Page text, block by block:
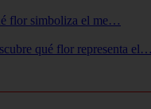
flor simboliza el me…
qué flor representa el…